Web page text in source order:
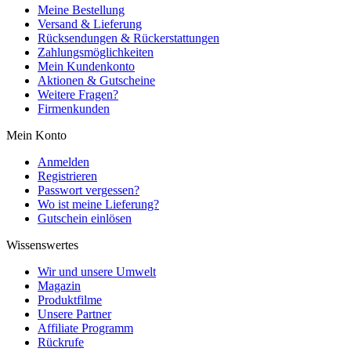
Meine Bestellung
Versand & Lieferung
Rücksendungen & Rückerstattungen
Zahlungsmöglichkeiten
Mein Kundenkonto
Aktionen & Gutscheine
Weitere Fragen?
Firmenkunden
Mein Konto
Anmelden
Registrieren
Passwort vergessen?
Wo ist meine Lieferung?
Gutschein einlösen
Wissenswertes
Wir und unsere Umwelt
Magazin
Produktfilme
Unsere Partner
Affiliate Programm
Rückrufe